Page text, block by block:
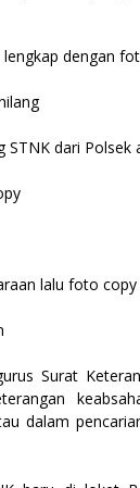
lengkap dengan
STNK dari Polsek
lalu foto
Surat
dalam